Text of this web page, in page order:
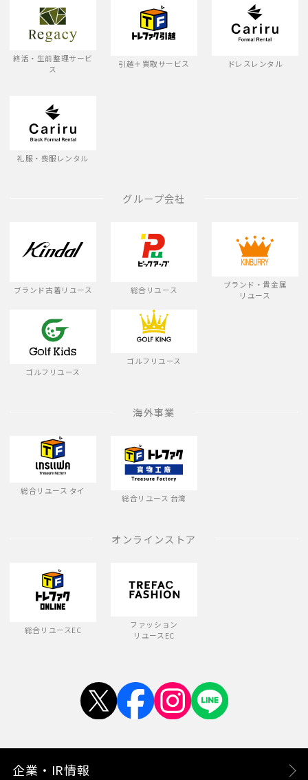
終活・生前整理サービ
ス
引越＋買取サービス ドレスレンタル
礼服・喪服レンタル
グループ会社
ブランド古着リユース 総合リユース
ブランド・貴金属
リユース
ゴルフリユース
ゴルフリユース
海外事業
総合リユース タイ
総合リユース 台湾
オンラインストア
総合リユースEC
ファッション
リユースEC
企業・IR情報